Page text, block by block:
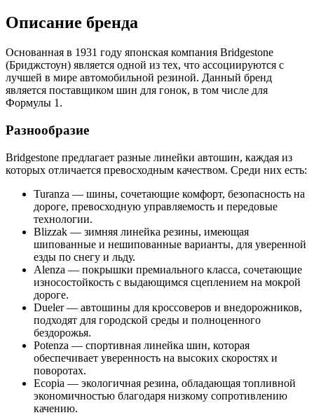
Описание бренда
Основанная в 1931 году японская компания Bridgestone
(Бриджстоун) является одной из тех, что ассоциируются с
лучшей в мире автомобильной резиной. Данный бренд
является поставщиком шин для гонок, в том числе для
Формулы 1.
Разнообразие
Bridgestone предлагает разные линейки автошин, каждая из
которых отличается превосходным качеством. Среди них есть:
Turanza — шины, сочетающие комфорт, безопасность на
дороге, превосходную управляемость и передовые
технологии.
Blizzak — зимняя линейка резины, имеющая
шипованные и нешипованные варианты, для уверенной
езды по снегу и льду.
Alenza — покрышки премиального класса, сочетающие
износостойкость с выдающимся сцеплением на мокрой
дороге.
Dueler — автошины для кроссоверов и внедорожников,
подходят для городской среды и полноценного
бездорожья.
Potenza — спортивная линейка шин, которая
обеспечивает уверенность на высоких скоростях и
поворотах.
Ecopia — экологичная резина, обладающая топливной
экономичностью благодаря низкому сопротивлению
качению.